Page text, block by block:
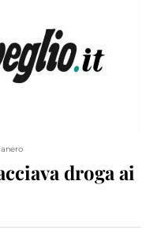
droga ai